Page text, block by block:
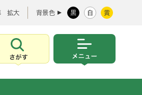
拡大 背景色 黒 白 黄
さがす